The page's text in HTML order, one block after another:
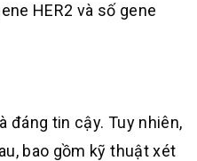
HER2 và số gene
đáng tin cậy. Tuy nhiên,
bao gồm kỹ thuật xét